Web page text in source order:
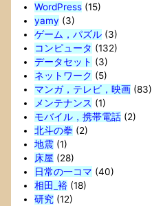
WordPress(15)
yamy (3)
ゲーム，パズル(3)
コンピュータ (132)
データセット (3)
ネットワーク (5)
マンガ，テレビ，映画(83)
メンテナンス (1)
モバイル，携帯電話(2)
北斗の拳 (2)
地震(1)
床屋 (28)
日常の一コマ (40)
相田_裕(18)
研究(12)